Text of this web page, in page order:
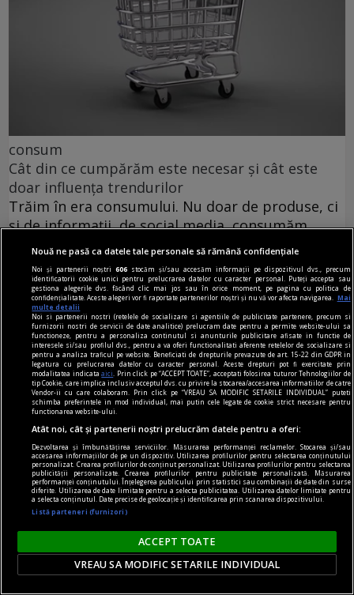
consum
Cât din ce cumpărăm este necesar și cât este
doar influența trendurilor
Trăim în era consumului. Nu doar de produse, ci
și de informații, de social media, consumăm
aproape orice. Oare care este linia dintre nevoile
noastre și influența exterioară care ne împinge
(sau ne atrage?) spre această tendință
generalizată de a absorbi totul?
Fenomenul gamblingului social: cum devine
uneori comunicarea mai importantă decât
Nouă ne pasă ca datele tale personale să rămână confidențiale
Noi și partenerii noștri606 stocăm și/sau accesăm informații pe dispozitivul dvs., precum
identificatorii cookie unici pentru prelucrarea datelor cu caracter personal. Puteți accepta sau
gestiona alegerile dvs. făcând clic mai jos sau în orice moment, pe pagina cu politica de
confidențialitate. Aceste alegeri vor fi raportate partenerilor noștri și nu vă vor afecta navigarea.
Mai
multe detalii
Noi si partenerii nostri (retelele de socializare si agentiile de publicitate partenere, precum si
furnizorii nostri de servicii de date analitice) prelucram date pentru a permite website-ului sa
functioneze, pentru a personaliza continutul si anunturile publicitare afisate in functie de
interesele si/sau profilul dvs., pentru a va oferi functionalitati aferente retelelor de socializare si
pentru a analiza traficul pe website. Beneficiati de drepturile prevazute de art. 15-22 din GDPR in
legatura cu prelucrarea datelor cu caracter personal. Aceste drepturi pot fi exercitate prin
modalitatea indicataaici
. Prin click pe “ACCEPT TOATE”, acceptati folosirea tuturor Tehnologiilor de
tip Cookie, care implica inclusiv acceptul dvs. cu privire la stocarea/accesarea informatiilor de catre
Vendor-ii cu care colaboram. Prin click pe “VREAU SA MODIFIC SETARILE INDIVIDUAL” puteti
schimba preferintele in mod individual, mai putin cele legate de cookie strict necesare pentru
functionarea website-ului.
Atât noi, cât și partenerii noștri prelucrăm datele pentru a oferi:
Dezvoltarea și îmbunătățirea serviciilor. Măsurarea performanței reclamelor. Stocarea și/sau
accesarea informațiilor de pe un dispozitiv. Utilizarea profilurilor pentru selectarea conținutului
personalizat. Crearea profilurilor de conținut personalizat. Utilizarea profilurilor pentru selectarea
publicității personalizate. Crearea profilurilor pentru publicitate personalizată. Măsurarea
performanței conținutului. Înțelegerea publicului prin statistici sau combinații de date din surse
diferite. Utilizarea de date limitate pentru a selecta publicitatea. Utilizarea datelor limitate pentru
a selecta conținutul. Date precise de geolocație și identificarea prin scanarea dispozitivului.
Listă parteneri (furnizori)
ACCEPT TOATE
VREAU SA MODIFIC SETARILE INDIVIDUAL